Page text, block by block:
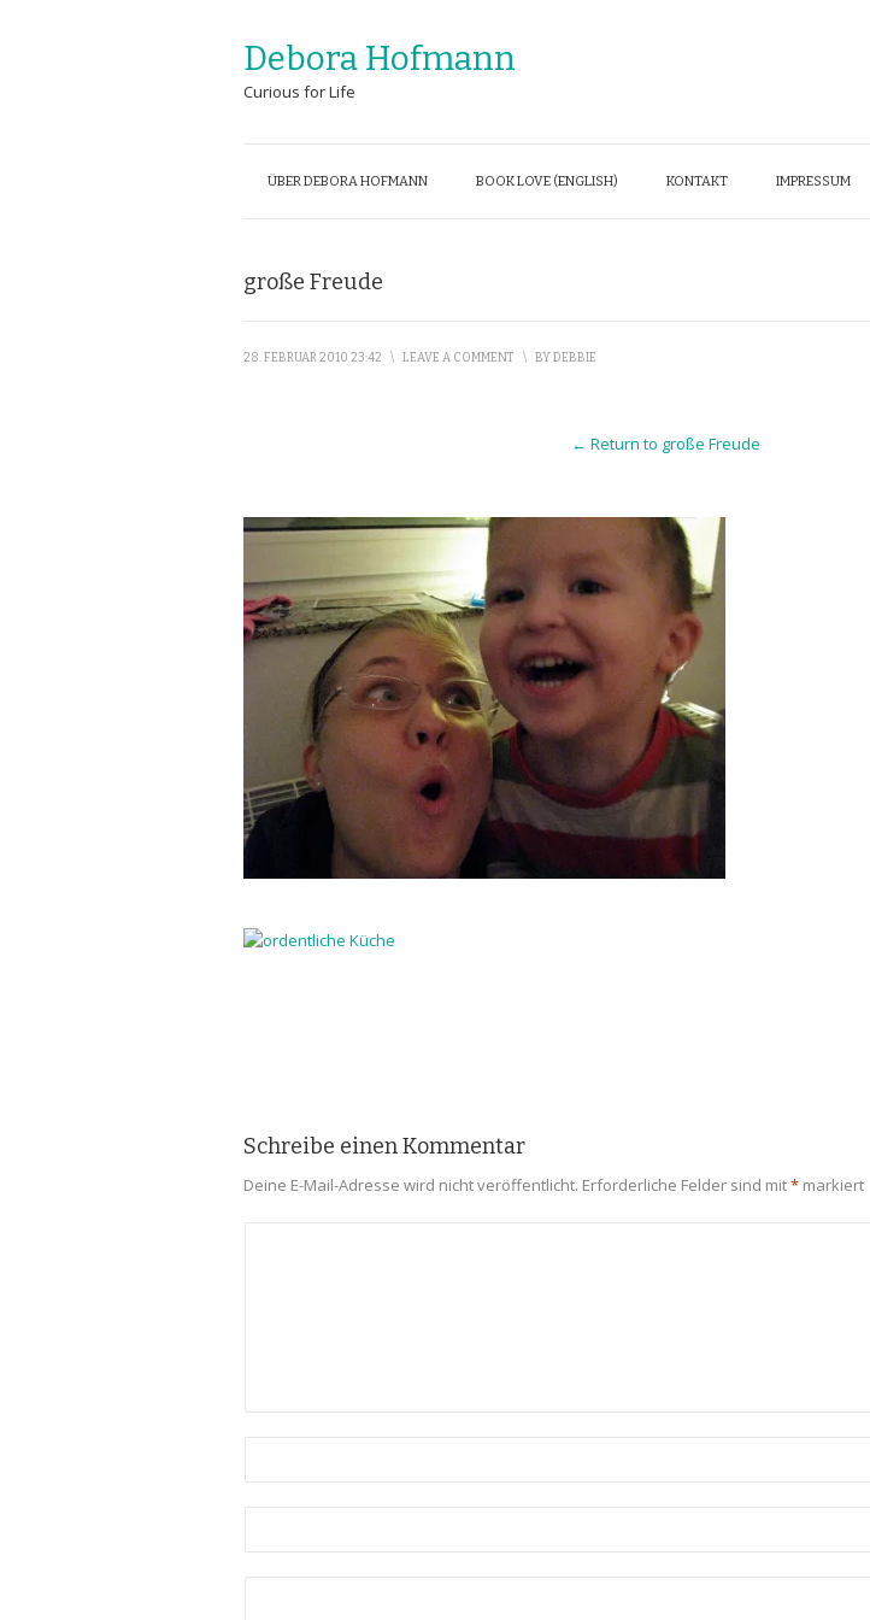
Debora Hofmann
Curious for Life
ÜBER DEBORA HOFMANN BOOK LOVE (ENGLISH) KONTAKT IMPRESSUM
große Freude
28. FEBRUAR 2010 23:42 \ LEAVE A COMMENT \ BYDEBBIE
← Return to große Freude
Schreibe einen Kommentar
Deine E-Mail-Adresse wird nicht veröffentlicht. Erforderliche Felder sind mit* markiert